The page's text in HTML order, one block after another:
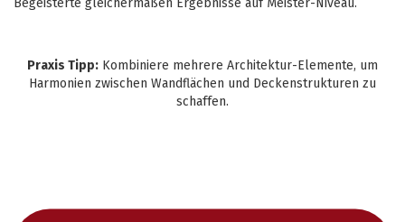
Begeisterte gleichermaßen Ergebnisse auf Meister-Niveau.
Praxis Tipp: Kombiniere mehrere Architektur-Elemente, um
Harmonien zwischen Wandflächen und Deckenstrukturen zu
schaffen.